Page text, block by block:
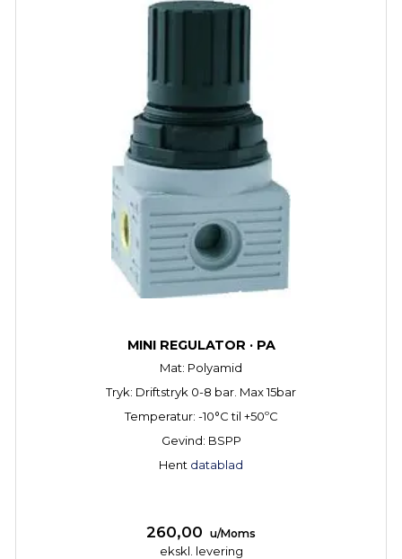
MINI REGULATOR · PA
Mat: Polyamid
Tryk: Driftstryk 0-8 bar. Max 15bar
Temperatur: -10°C til +50ºC
Gevind: BSPP
Hent datablad
260,00 u/Moms
ekskl. levering